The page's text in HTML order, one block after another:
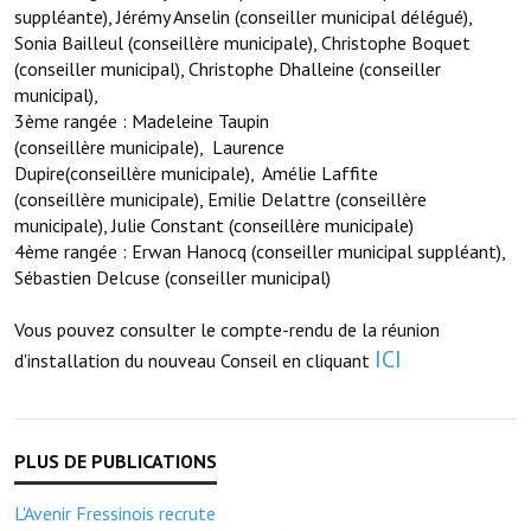
Artisans
Agents immobiliers
Réserver une salle
Salle Georges Delépine
Maison des services et des associations fressinoises
VILLE ACTIVE
La société musicale de l'Avenir Fressinois
La troupe théâtrale de l'Avenir Fressinois
Les Amis du Patrimoine
L'association du château
suppléante), Jérémy Anselin (conseiller municipal délégué),
Sonia Bailleul (conseillère municipale), Christophe Boquet
(conseiller municipal), Christophe Dhalleine (conseiller
municipal),
3ème rangée : Madeleine Taupin
(conseillère municipale), Laurence
Dupire(conseillère municipale), Amélie Laffite
(conseillère municipale), Emilie Delattre (conseillère
municipale), Julie Constant (conseillère municipale)
4ème rangée : Erwan Hanocq (conseiller municipal suppléant),
Sébastien Delcuse (conseiller municipal)
Vous pouvez consulter le compte-rendu de la réunion
d'installation du nouveau Conseil en cliquant ICI
L'Avenir Fressinois recrute